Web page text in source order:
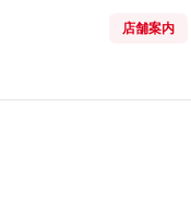
店舗案内